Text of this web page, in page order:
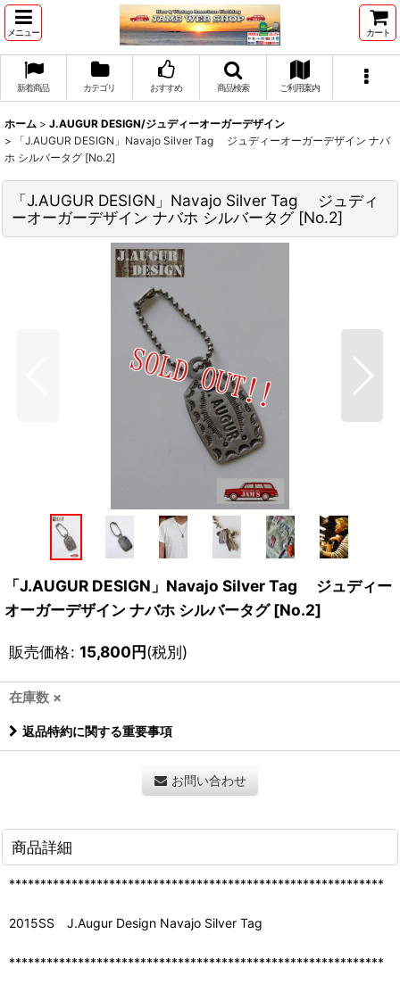
メニュー カート
新着商品 カテゴリ おすすめ 商品検索 ご利用案内
ホーム > J.AUGUR DESIGN/ジュディーオーガーデザイン
>
「J.AUGUR DESIGN」Navajo Silver Tag ジュディーオーガーデザイン ナバ
ホ シルバータグ [No.2]
「J.AUGUR DESIGN」Navajo Silver Tag ジュディ
ーオーガーデザイン ナバホ シルバータグ [No.2]
「J.AUGUR DESIGN」Navajo Silver Tag ジュディー
オーガーデザイン ナバホ シルバータグ [No.2]
販売価格: 15,800円(税別)
在庫数 ×
返品特約に関する重要事項
お問い合わせ
商品詳細
************************************************************
2015SS J.Augur Design Navajo Silver Tag
************************************************************